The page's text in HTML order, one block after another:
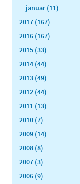
januar (11)
2017 (167)
2016 (167)
2015 (33)
2014 (44)
2013 (49)
2012 (44)
2011 (13)
2010 (7)
2009 (14)
2008 (8)
2007 (3)
2006 (9)